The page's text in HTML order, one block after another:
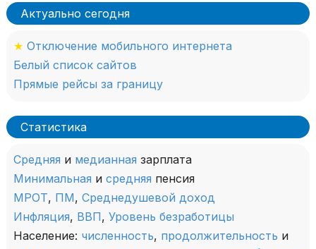
Жители Зеленого города, а также деревень
Крутая, Черемисское и Фроловское Кстовского
района попросили властей
и правоохранительные органы не закрывать
«Нижний Новгород — Кстово».
подробнее
Актуально сегодня
★ Отключение мобильного интернета
Белый список сайтов
Прямые рейсы за границу
Статистика
Средняя и медианная зарплата
Минимальная и средняя пенсия
МРОТ, ПМ, Среднедушевой доход
Инфляция, ВВП, Уровень безработицы
Население: численность, продолжительность и